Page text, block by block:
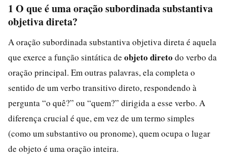
1 O que é uma oração subordinada substantiva
objetiva direta?
A oração subordinada substantiva objetiva direta é aquela
que exerce a função sintática de objeto direto do verbo da
oração principal. Em outras palavras, ela completa o
sentido de um verbo transitivo direto, respondendo à
pergunta “o quê?” ou “quem?” dirigida a esse verbo. A
diferença crucial é que, em vez de um termo simples
(como um substantivo ou pronome), quem ocupa o lugar
de objeto é uma oração inteira.